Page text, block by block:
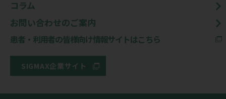
コラム
お問い合わせのご案内
患者・利用者の皆様向け情報サイトはこちら
SIGMAX企業サイト